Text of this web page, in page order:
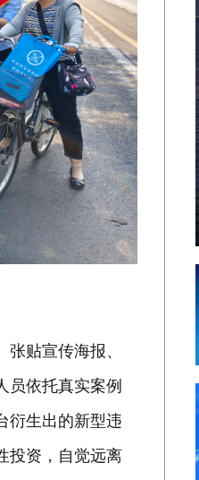
贴宣传海报、
员依托真实案例
衍生出的新型违
投资，自觉远离